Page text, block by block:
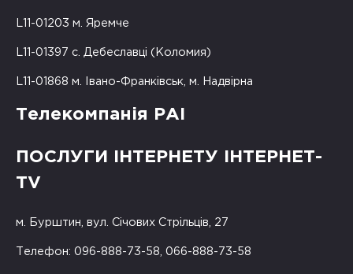
L11-01203 м. Яремче
L11-01397 с. Дебеславці (Коломия)
L11-01868 м. Івано-Франківськ, м. Надвірна
Телекомпанія РАІ
ПОСЛУГИ ІНТЕРНЕТУ ІНТЕРНЕТ-
TV
м. Бурштин, вул. Січових Стрільців, 27
Телефон: 096-888-73-58, 066-888-73-58